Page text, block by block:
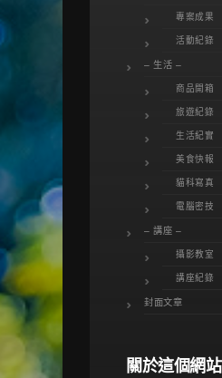
專案成果
活動紀錄
– 生活 –
商品開箱
旅遊紀錄
生活紀實
美食快報
貓科寫真
電腦密技
– 講座 –
攝影教室
講座紀錄
封面文章
關於這個網站